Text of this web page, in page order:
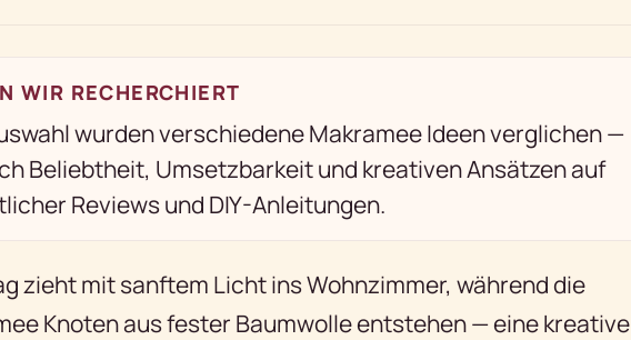
WIR RECHERCHIERT
wurden verschiedene Makramee Ideen verglichen —
Beliebtheit, Umsetzbarkeit und kreativen Ansätzen auf
Reviews und DIY-Anleitungen.
zieht mit sanftem Licht ins Wohnzimmer, während die
Knoten aus fester Baumwolle entstehen — eine kreative